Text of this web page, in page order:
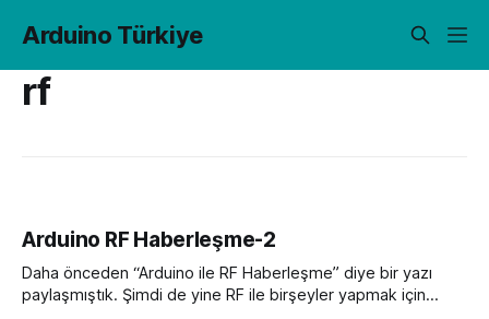
Arduino Türkiye
rf
Arduino RF Haberleşme-2
Daha önceden “Arduino ile RF Haberleşme” diye bir yazı
paylaşmıştık. Şimdi de yine RF ile birşeyler yapmak için